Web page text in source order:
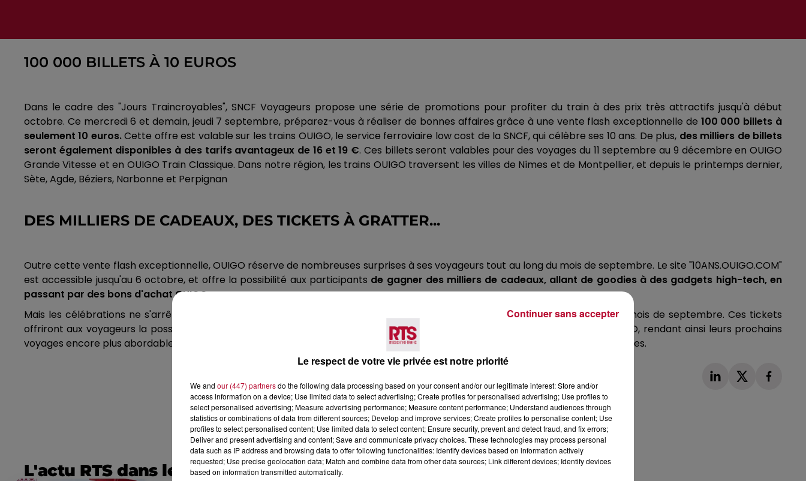
100 000 BILLETS À 10 EUROS
Dans le cadre des "Jours Traincroyables", SNCF Voyageurs propose une série de promotions pour profiter du train à des prix très attractifs jusqu'à début
octobre. Ce mercredi 6 et demain, jeudi 7 septembre, préparez-vous à réaliser de bonnes affaires grâce à une vente flash exceptionnelle de 100 000 billets à
seulement 10 euros.Cette offre est valable sur les trains OUIGO, le service ferroviaire low cost de la SNCF, qui célèbre ses 10 ans. De plus, des milliers de billets
seront également disponibles à des tarifs avantageux de 16 et 19 €. Ces billets seront valables pour des voyages du 11 septembre au 9 décembre en OUIGO
Grande Vitesse et en OUIGO Train Classique. Dans notre région, les trains OUIGO traversent les villes de Nîmes et de Montpellier, et depuis le printemps dernier,
Sète, Agde, Béziers, Narbonne et Perpignan
DES MILLIERS DE CADEAUX, DES TICKETS À GRATTER...
Outre cette vente flash exceptionnelle, OUIGO réserve de nombreuses surprises à ses voyageurs tout au long du mois de septembre. Le site "10ANS.OUIGO.COM"
est accessible jusqu'au 6 octobre, et offre la possibilité aux participants de gagner des milliers de cadeaux, allant de goodies à des gadgets high-tech, en
passant par des bons d'achat OUIGO.
Mais les célébrations ne s'arrêtent pas là. À bord des trains OUIGO,
seront distribués tout au long du mois de septembre. Ces tickets
offriront aux voyageurs la possibilité de remporter des bons d'achat de 5 € ou 10 €, utilisables sur le site et l'application OUIGO, rendant ainsi leurs prochains
voyages encore plus abordables. Plusieurs animations sont également prévues ces prochains jours dans plusieurs gares Parisiennes.
L'actu RTS dans le Sud
Publié : 6 septembre 2023 à 7h02 par Corentin
Aubry
Le respect de votre vie privée est notre priorité
We and our (447) partnersdo the following data processing based on your consent and/or our legitimate interest: Store and/or
access information on a device; Use limited data to select advertising; Create profiles for personalised advertising; Use profiles to
select personalised advertising; Measure advertising performance; Measure content performance; Understand audiences through
statistics or combinations of data from different sources; Develop and improve services; Create profiles to personalise content; Use
profiles to select personalised content; Use limited data to select content; Ensure security, prevent and detect fraud, and fix errors;
Deliver and present advertising and content; Save and communicate privacy choices. These technologies may process personal
data such as IP address and browsing data to offer following functionalities: Identify devices based on information actively
requested; Use precise geolocation data; Match and combine data from other data sources; Link different devices; Identify devices
based on information transmitted automatically.
Continuer sans accepter